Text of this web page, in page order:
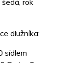
dlužníka:
sídlem